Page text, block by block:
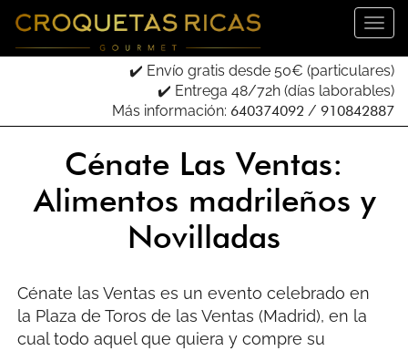
✔️ Envío gratis desde 50€ (particulares)
✔️ Entrega 48/72h (días laborables)
Más información: 640374092 / 910842887
Cénate Las Ventas:
Alimentos madrileños y
Novilladas
Cénate las Ventas es un evento celebrado en
la Plaza de Toros de las Ventas (Madrid), en la
cual todo aquel que quiera y compre su